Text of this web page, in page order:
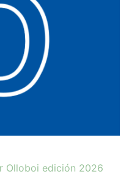
Olloboi edición 2026